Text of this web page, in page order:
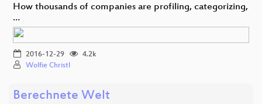
How thousands of companies are profiling, categorizing,
…
2016-12-29
4.2k
Wolfie Christl
Berechnete Welt